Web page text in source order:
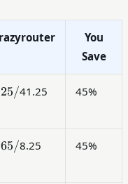
You
Save
41.25 45%
8.25 45%